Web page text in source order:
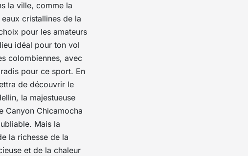
la ville, comme la
cristallines de la
pour les amateurs
idéal pour ton vol
colombiennes, avec
pour ce sport. En
de découvrir le
la majestueuse
Canyon Chicamocha
Mais la
la richesse de la
et de la chaleur